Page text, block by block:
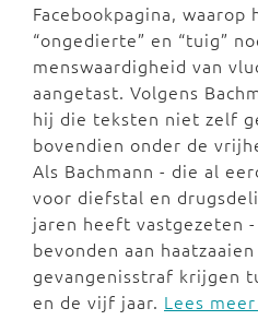
Facebookpagina,
“ongedierte” en “tuig”
menswaardigheid van
aangetast. Volgens
hij die teksten niet zelf
bovendien onder de
Als Bachmann - die al
voor diefstal en
jaren heeft vastgezeten
bevonden aan
gevangenisstraf krijgen
en de vijf jaar. Lees